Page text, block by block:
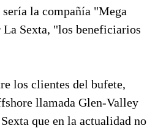
la compañía "Mega
La Sexta, "los beneficiarios
los clientes del bufete,
llamada Glen-Valley
que en la actualidad no